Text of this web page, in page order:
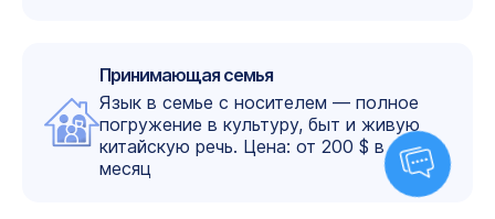
Принимающая семья
Язык в семье с носителем — полное
погружение в культуру, быт и живую
китайскую речь. Цена: от 200 $ в
месяц